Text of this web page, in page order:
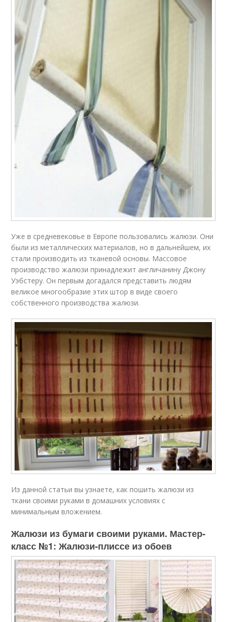
Уже в средневековье в Европе пользовались жалюзи. Они
были из металлических материалов, но в дальнейшем, их
стали производить из тканевой основы. Массовое
производство жалюзи принадлежит англичанину Джону
Уэбстеру. Он первым догадался представить людям
великое многообразие этих штор в виде своего
собственного производства жалюзи.
Из данной статьи вы узнаете, как пошить жалюзи из
ткани своими руками в домашних условиях с
минимальным вложением.
Жалюзи из бумаги своими руками. Мастер-
класс №1: Жалюзи-плиссе из обоев